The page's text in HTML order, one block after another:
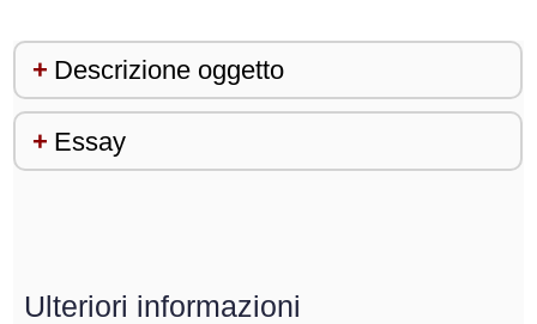
Descrizione oggetto
Essay
Ulteriori informazioni